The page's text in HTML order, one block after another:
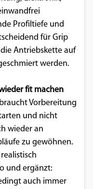
Profiltiefe und
für Grip
Antriebskette auf
werden.
fit machen
Vorbereitung
und nicht
wieder an
zu gewöhnen.
und ergänzt:
auch immer